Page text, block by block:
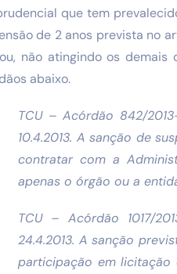
que tem
de 2 anos prevista no
não atingindo os demais
abaixo.
TCU – Acórdão 842/
10.4.2013. A sanção de
contratar com a
apenas o órgão ou a
TCU – Acórdão 1017/
24.4.2013. A sanção
participação em